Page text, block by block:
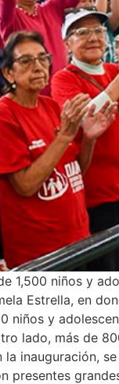
1,500 niños y
Estrella, en
niños y
lado, más de
inauguración,
presentes